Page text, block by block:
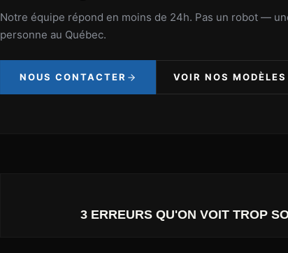
Notre équipe répond en moins de 24h. Pas un robot —
personne au Québec.
NOUS CONTACTER VOIR NOS MODÈLES
3 ERREURS QU'ON VOIT TROP